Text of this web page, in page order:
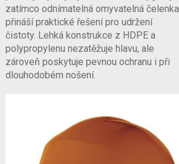
zatímco odnímatelná omyvatelná čelenka
přináší praktické řešení pro udržení
čistoty. Lehká konstrukce z HDPE a
polypropylenu nezatěžuje hlavu, ale
zároveň poskytuje pevnou ochranu i při
dlouhodobém nošení.